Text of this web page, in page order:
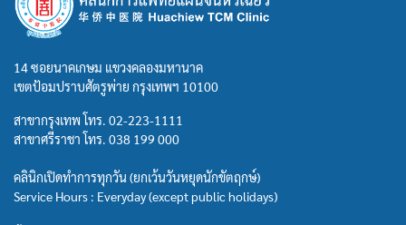
14 ซอยนาคเกษม แขวงคลองมหานาค
เขตป้อมปราบศัตรูพ่าย กรุงเทพฯ 10100
สาขากรุงเทพ โทร. 02-223-1111
สาขาศรีราชา โทร. 038 199 000
คลินิกเปิดทำการทุกวัน (ยกเว้นวันหยุดนักขัตฤกษ์)
Service Hours : Everyday (except public holidays)